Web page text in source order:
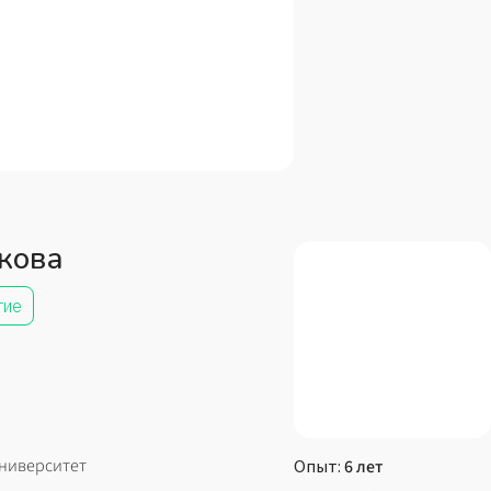
Опыт:6 лет